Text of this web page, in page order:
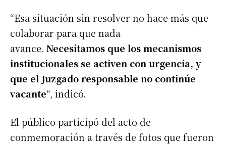
“Esa situación sin resolver no hace más que
colaborar para que nada
avance. Necesitamos que los mecanismos
institucionales se activen con urgencia, y
que el Juzgado responsable no continúe
vacante“, indicó.
El público participó del acto de
conmemoración a través de fotos que fueron